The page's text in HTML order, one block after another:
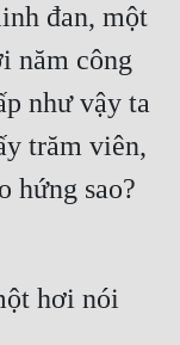
đan, một
năm công
như vậy ta
trăm viên,
hứng sao?
hơi nói